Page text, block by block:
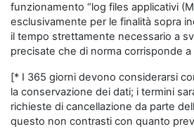
funzionamento “log files applicativi
esclusivamente per le finalità sopra
il tempo strettamente necessario a
precisate che di norma corrisponde
[* I 365 giorni devono considerarsi
la conservazione dei dati; i termini
richieste di cancellazione da parte
questo non contrasti con quanto